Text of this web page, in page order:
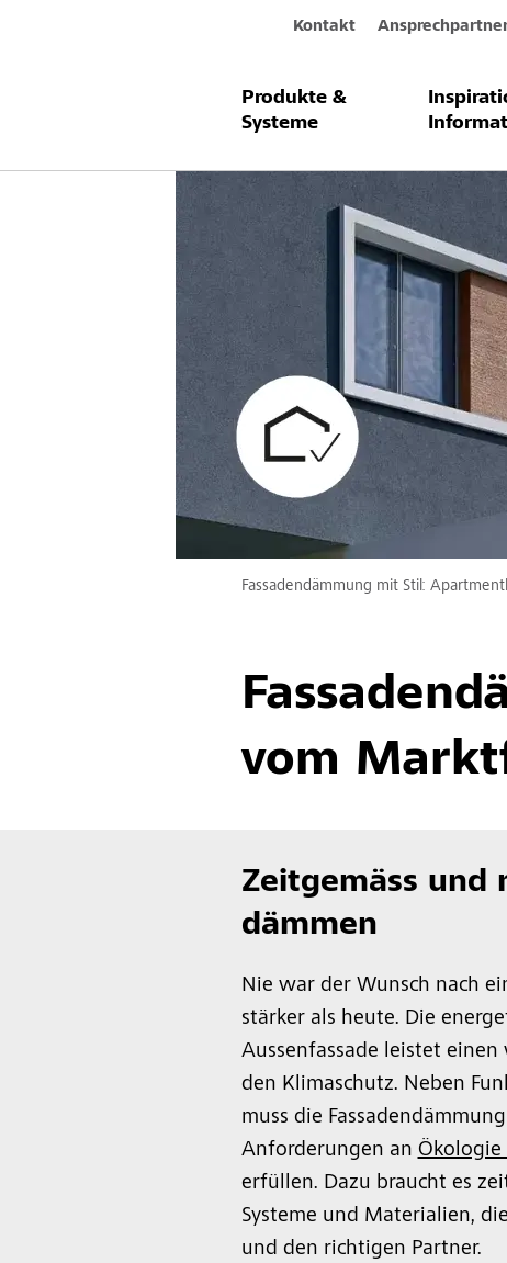
Kontakt
Produkte &
Systeme
Fassadendämmung mit Stil:
vom
Zeitgemäss und
dämmen
Nie war der Wunsch nach
stärker als heute. Die
Aussenfassade leistet
den Klimaschutz. Neben
muss die
Anforderungen an
erfüllen. Dazu braucht es
Systeme und Materialien,
und den richtigen Partner.